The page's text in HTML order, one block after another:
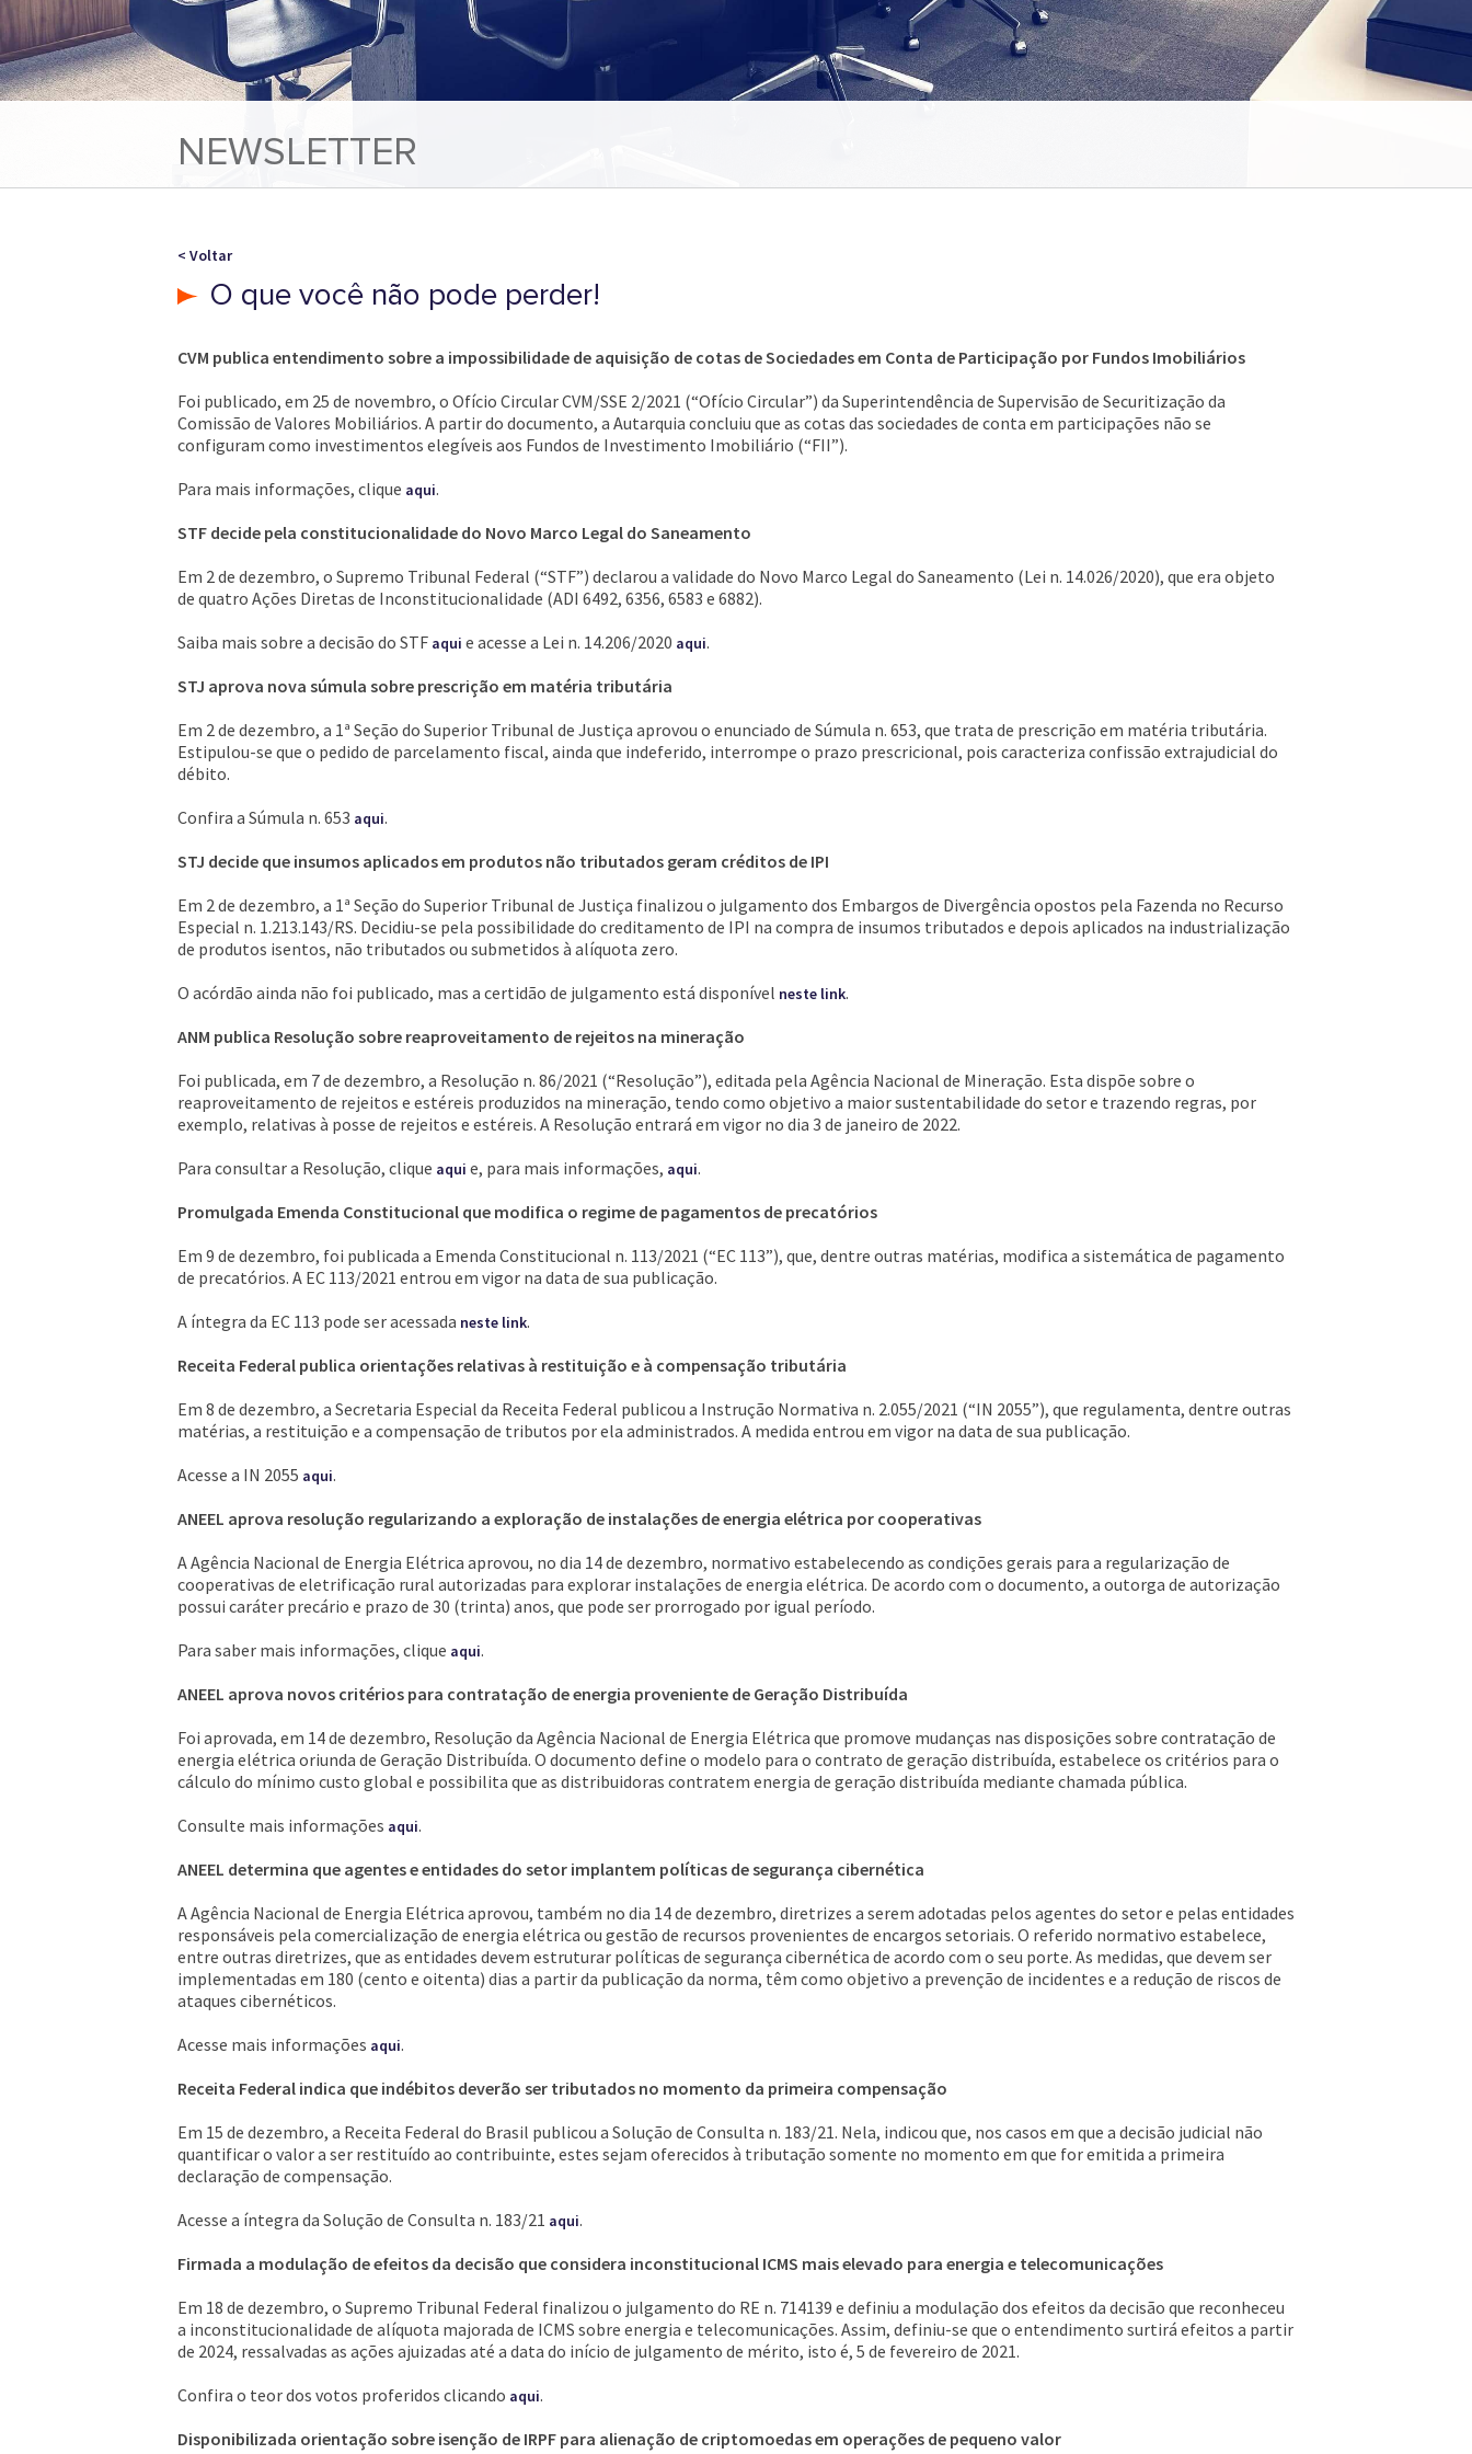
NEWSLETTER
< Voltar
O que você não pode perder!
CVM publica entendimento sobre a impossibilidade de aquisição de cotas de Sociedades em Conta de Participação por Fundos Imobiliários
Foi publicado, em 25 de novembro, o Ofício Circular CVM/SSE 2/2021 (“Ofício Circular”) da Superintendência de Supervisão de Securitização da
Comissão de Valores Mobiliários. A partir do documento, a Autarquia concluiu que as cotas das sociedades de conta em participações não se
configuram como investimentos elegíveis aos Fundos de Investimento Imobiliário (“FII”).
Para mais informações, clique aqui.
STF decide pela constitucionalidade do Novo Marco Legal do Saneamento
Em 2 de dezembro, o Supremo Tribunal Federal (“STF”) declarou a validade do Novo Marco Legal do Saneamento (Lei n. 14.026/2020), que era objeto
de quatro Ações Diretas de Inconstitucionalidade (ADI 6492, 6356, 6583 e 6882).
Saiba mais sobre a decisão do STF aqui e acesse a Lei n. 14.206/2020 aqui.
STJ aprova nova súmula sobre prescrição em matéria tributária
Em 2 de dezembro, a 1ª Seção do Superior Tribunal de Justiça aprovou o enunciado de Súmula n. 653, que trata de prescrição em matéria tributária.
Estipulou-se que o pedido de parcelamento fiscal, ainda que indeferido, interrompe o prazo prescricional, pois caracteriza confissão extrajudicial do
débito.
Confira a Súmula n. 653 aqui.
STJ decide que insumos aplicados em produtos não tributados geram créditos de IPI
Em 2 de dezembro, a 1ª Seção do Superior Tribunal de Justiça finalizou o julgamento dos Embargos de Divergência opostos pela Fazenda no Recurso
Especial n. 1.213.143/RS. Decidiu-se pela possibilidade do creditamento de IPI na compra de insumos tributados e depois aplicados na industrialização
de produtos isentos, não tributados ou submetidos à alíquota zero.
O acórdão ainda não foi publicado, mas a certidão de julgamento está disponível neste link.
ANM publica Resolução sobre reaproveitamento de rejeitos na mineração
Foi publicada, em 7 de dezembro, a Resolução n. 86/2021 (“Resolução”), editada pela Agência Nacional de Mineração. Esta dispõe sobre o
reaproveitamento de rejeitos e estéreis produzidos na mineração, tendo como objetivo a maior sustentabilidade do setor e trazendo regras, por
exemplo, relativas à posse de rejeitos e estéreis. A Resolução entrará em vigor no dia 3 de janeiro de 2022.
Para consultar a Resolução, clique aqui e, para mais informações, aqui.
Promulgada Emenda Constitucional que modifica o regime de pagamentos de precatórios
Em 9 de dezembro, foi publicada a Emenda Constitucional n. 113/2021 (“EC 113”), que, dentre outras matérias, modifica a sistemática de pagamento
de precatórios. A EC 113/2021 entrou em vigor na data de sua publicação.
A íntegra da EC 113 pode ser acessada neste link.
Receita Federal publica orientações relativas à restituição e à compensação tributária
Em 8 de dezembro, a Secretaria Especial da Receita Federal publicou a Instrução Normativa n. 2.055/2021 (“IN 2055”), que regulamenta, dentre outras
matérias, a restituição e a compensação de tributos por ela administrados. A medida entrou em vigor na data de sua publicação.
Acesse a IN 2055 aqui.
ANEEL aprova resolução regularizando a exploração de instalações de energia elétrica por cooperativas
A Agência Nacional de Energia Elétrica aprovou, no dia 14 de dezembro, normativo estabelecendo as condições gerais para a regularização de
cooperativas de eletrificação rural autorizadas para explorar instalações de energia elétrica. De acordo com o documento, a outorga de autorização
possui caráter precário e prazo de 30 (trinta) anos, que pode ser prorrogado por igual período.
Para saber mais informações, clique aqui.
ANEEL aprova novos critérios para contratação de energia proveniente de Geração Distribuída
Foi aprovada, em 14 de dezembro, Resolução da Agência Nacional de Energia Elétrica que promove mudanças nas disposições sobre contratação de
energia elétrica oriunda de Geração Distribuída. O documento define o modelo para o contrato de geração distribuída, estabelece os critérios para o
cálculo do mínimo custo global e possibilita que as distribuidoras contratem energia de geração distribuída mediante chamada pública.
Consulte mais informações aqui.
ANEEL determina que agentes e entidades do setor implantem políticas de segurança cibernética
A Agência Nacional de Energia Elétrica aprovou, também no dia 14 de dezembro, diretrizes a serem adotadas pelos agentes do setor e pelas entidades
responsáveis pela comercialização de energia elétrica ou gestão de recursos provenientes de encargos setoriais. O referido normativo estabelece,
entre outras diretrizes, que as entidades devem estruturar políticas de segurança cibernética de acordo com o seu porte. As medidas, que devem ser
implementadas em 180 (cento e oitenta) dias a partir da publicação da norma, têm como objetivo a prevenção de incidentes e a redução de riscos de
ataques cibernéticos.
Acesse mais informações aqui.
Receita Federal indica que indébitos deverão ser tributados no momento da primeira compensação
Em 15 de dezembro, a Receita Federal do Brasil publicou a Solução de Consulta n. 183/21. Nela, indicou que, nos casos em que a decisão judicial não
quantificar o valor a ser restituído ao contribuinte, estes sejam oferecidos à tributação somente no momento em que for emitida a primeira
declaração de compensação.
Acesse a íntegra da Solução de Consulta n. 183/21 aqui.
Firmada a modulação de efeitos da decisão que considera inconstitucional ICMS mais elevado para energia e telecomunicações
Em 18 de dezembro, o Supremo Tribunal Federal finalizou o julgamento do RE n. 714139 e definiu a modulação dos efeitos da decisão que reconheceu
a inconstitucionalidade de alíquota majorada de ICMS sobre energia e telecomunicações. Assim, definiu-se que o entendimento surtirá efeitos a partir
de 2024, ressalvadas as ações ajuizadas até a data do início de julgamento de mérito, isto é, 5 de fevereiro de 2021.
Confira o teor dos votos proferidos clicando aqui.
Disponibilizada orientação sobre isenção de IRPF para alienação de criptomoedas em operações de pequeno valor